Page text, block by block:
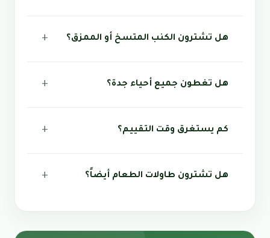
هل تشترون الكنب المتسخ أو الممزق؟
هل تغطون جميع أحياء جدة؟
كم يستغرق وقت التقييم؟
هل تشترون طاولات الطعام أيضاً؟